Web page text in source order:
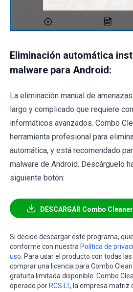
Eliminación automática
malware para Android:
La eliminación manual de
largo y complicado que requiere
informáticos avanzados. Combo
herramienta profesional para
automática, y está recomendado
malware de Android. Descárguelo
siguiente botón:
DESCARGAR Combo
Si decide descargar este programa,
conforme con nuestra Política de
uso. Para usar el producto con todas
comprar una licencia para Combo
gratuita limitada disponible. Combo
operado por RCS LT, la empresa matriz